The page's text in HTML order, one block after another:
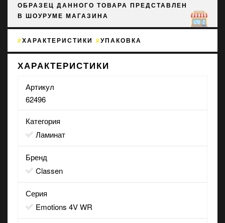
ОБРАЗЕЦ ДАННОГО ТОВАРА ПРЕДСТАВЛЕН
В ШОУРУМЕ МАГАЗИНА
ХАРАКТЕРИСТИКИ УПАКОВКА
ХАРАКТЕРИСТИКИ
Артикул
62496
Категория
Ламинат
Бренд
Classen
Серия
Emotions 4V WR